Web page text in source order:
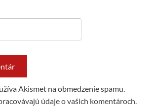
Akismet na obmedzenie spamu.
údaje o vašich komentároch.